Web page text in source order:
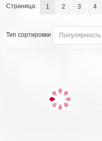
Страница: 1 2 3 4
Тип сортировки